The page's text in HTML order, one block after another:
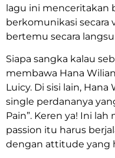
lagu ini menceritakan
berkomunikasi
bertemu secara
Siapa sangka kalau
membawa Hana
Luicy. Di sisi lain,
single perdananya
Pain”. Keren ya! Ini
passion itu harus
dengan attitude yang